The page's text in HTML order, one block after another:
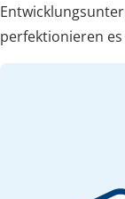
perfektionieren